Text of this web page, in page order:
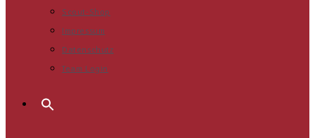
Scout-Shop
Impressum
Datenschutz
Team Login
for: